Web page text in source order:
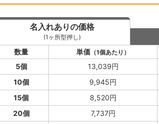
名入れありの価格
(1ヶ所型押し)
数量
単価 （1個あたり）
5個 13,039円
10個
9,945円
15個
8,520円
20個
7,737円